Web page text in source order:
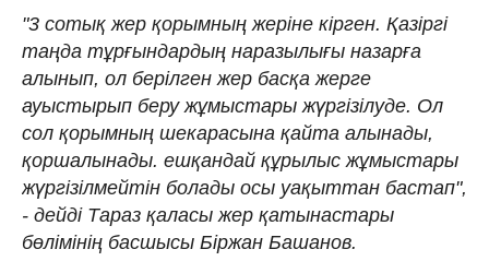
"3 сотық жер қорымның жеріне кірген. Қазіргі
таңда тұрғындардың наразылығы назарға
алынып, ол берілген жер басқа жерге
ауыстырып беру жұмыстары жүргізілуде. Ол
сол қорымның шекарасына қайта алынады,
қоршалынады. ешқандай құрылыс жұмыстары
жүргізілмейтін болады осы уақыттан бастап",
- дейді Тараз қаласы жер қатынастары
бөлімінің басшысы Біржан Башанов.